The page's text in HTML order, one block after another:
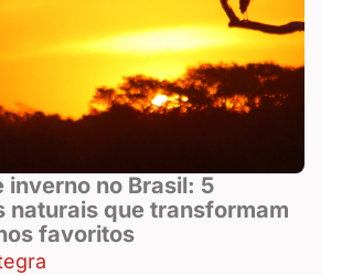
inverno no Brasil: 5
naturais que transformam
favoritos